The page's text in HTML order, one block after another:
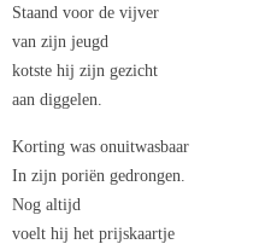
Staand voor de vijver
van zijn jeugd
kotste hij zijn gezicht
aan diggelen.
Korting was onuitwasbaar
In zijn poriën gedrongen.
Nog altijd
voelt hij het prijskaartje